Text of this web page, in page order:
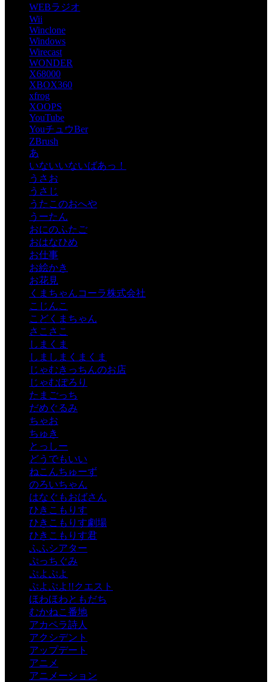
WEBラジオ
Wii
Winclone
Windows
Wirecast
WONDER
X68000
XBOX360
xfrog
XOOPS
YouTube
YouチュウBer
ZBrush
あ
いないいないばあっ！
うさお
うさじ
うたこのおへや
うーたん
おにのふたご
おはなひめ
お仕事
お絵かき
お花見
くまちゃんコーラ株式会社
こじんこ
こどくまちゃん
さこさこ
しまくま
しましまくまくま
じゃむきっちんのお店
じゃむぽろり
たまごっち
だめぐるみ
ちゃお
ちゅき
とっしー
どうでもいい
ねこんちゅーず
のろいちゃん
はなぐもおばさん
ひきこもりす
ひきこもりす劇場
ひきこもりす君
ふふシアター
ぷっちぐみ
ぷよぷよ
ぷよぷよ!!クエスト
ほわほわともだち
むかねこ番地
アカペラ詩人
アクシデント
アップデート
アニメ
アニメーション